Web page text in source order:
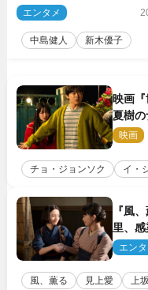
5点解禁
エンタメ
中島健人 新木優子
映画
夏樹の
れ出
映画
チョ・ジョンソク イ・
『風、
里、
バディ
エンタ
風、薫る 見上愛 上